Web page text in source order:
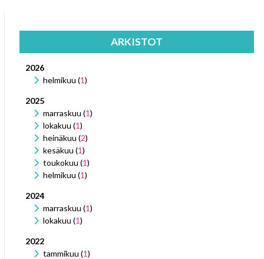
ARKISTOT
2026
helmikuu (1)
2025
marraskuu (1)
lokakuu (1)
heinäkuu (2)
kesäkuu (1)
toukokuu (1)
helmikuu (1)
2024
marraskuu (1)
lokakuu (1)
2022
tammikuu (1)